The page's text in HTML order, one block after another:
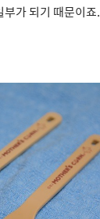
가 되기 때문이죠.